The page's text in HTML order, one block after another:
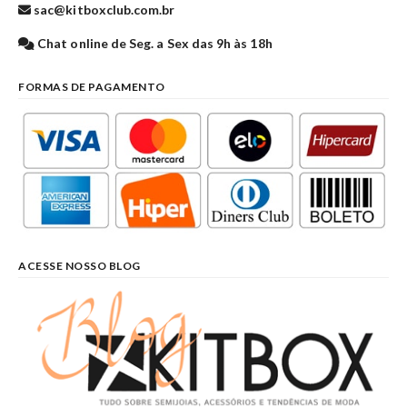
sac@kitboxclub.com.br
Chat online de Seg. a Sex das 9h às 18h
FORMAS DE PAGAMENTO
ACESSE NOSSO BLOG